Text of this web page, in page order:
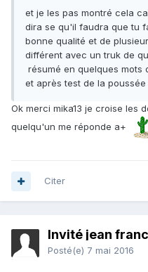
et je les pas montré cela
dira se qu'il faudra que tu
bonne qualité et de
différent avec un truk de
résumé en quelques mots
et après test de la
Ok merci mika13 je croise les
quelqu'un me réponde a+
Citer
Invité jean
Posté(e) 7 mai 2016